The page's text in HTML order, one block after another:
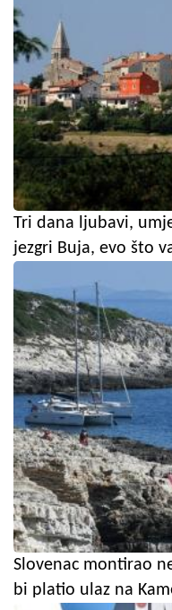
Tri dana ljubavi,
jezgri Buja, evo što
Slovenac montirao
bi platio ulaz na